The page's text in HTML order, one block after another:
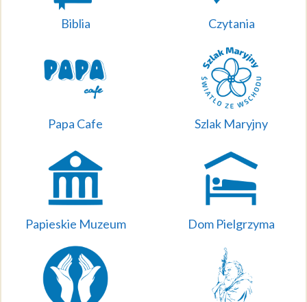
Biblia Czytania
Papa Cafe Szlak Maryjny
Papieskie Muzeum Dom Pielgrzyma